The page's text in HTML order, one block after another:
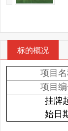
标的概况
项目
项目
挂牌
始日